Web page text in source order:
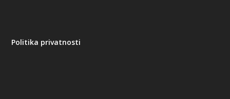
Politika privatnosti